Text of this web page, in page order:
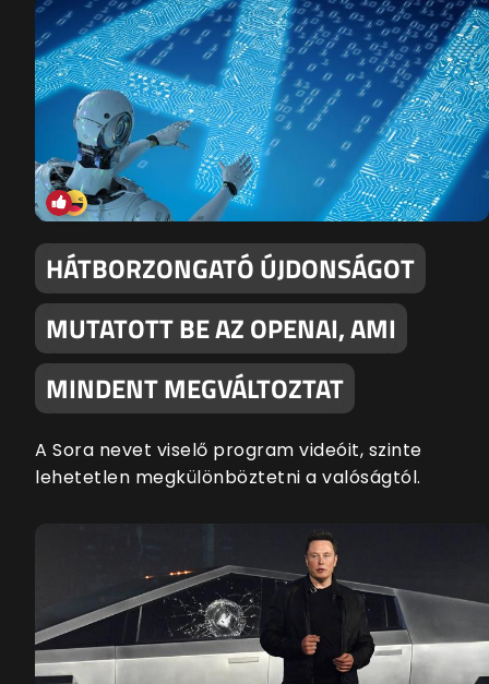
HÁTBORZONGATÓ ÚJDONSÁGOT
MUTATOTT BE AZ OPENAI, AMI
MINDENT MEGVÁLTOZTAT
A Sora nevet viselő program videóit, szinte
lehetetlen megkülönböztetni a valóságtól.